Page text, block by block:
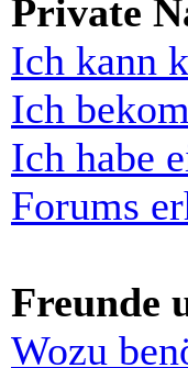
Private
Ich kann
Ich
Ich habe
Forums
Freunde
Wozu